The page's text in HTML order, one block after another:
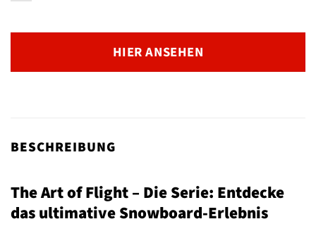
HIER ANSEHEN
BESCHREIBUNG
The Art of Flight – Die Serie: Entdecke
das ultimative Snowboard-Erlebnis